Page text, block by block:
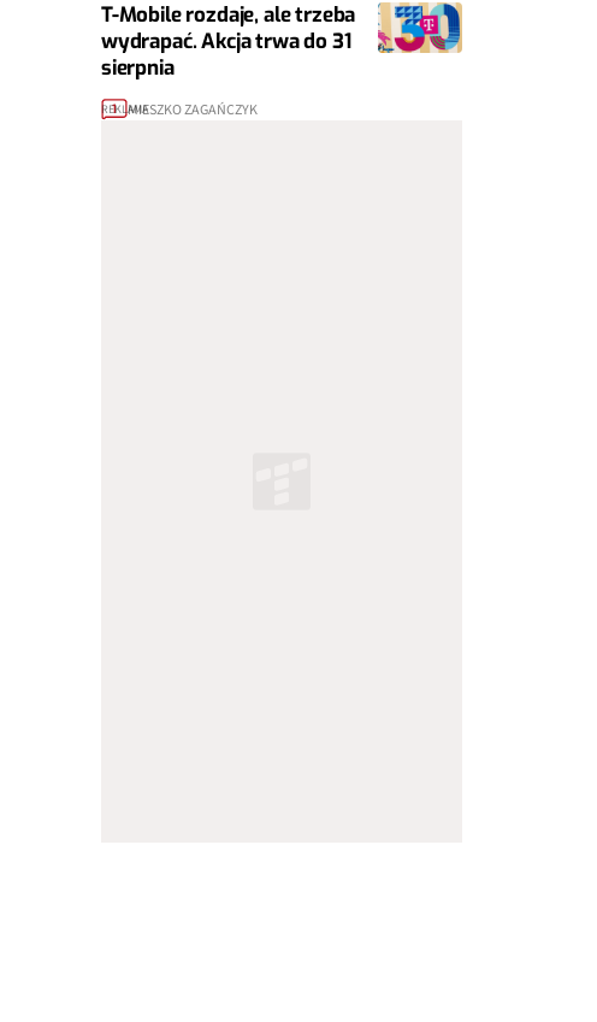
T-Mobile rozdaje, ale trzeba
wydrapać. Akcja trwa do 31
sierpnia
1 MIESZKO ZAGAŃCZYK